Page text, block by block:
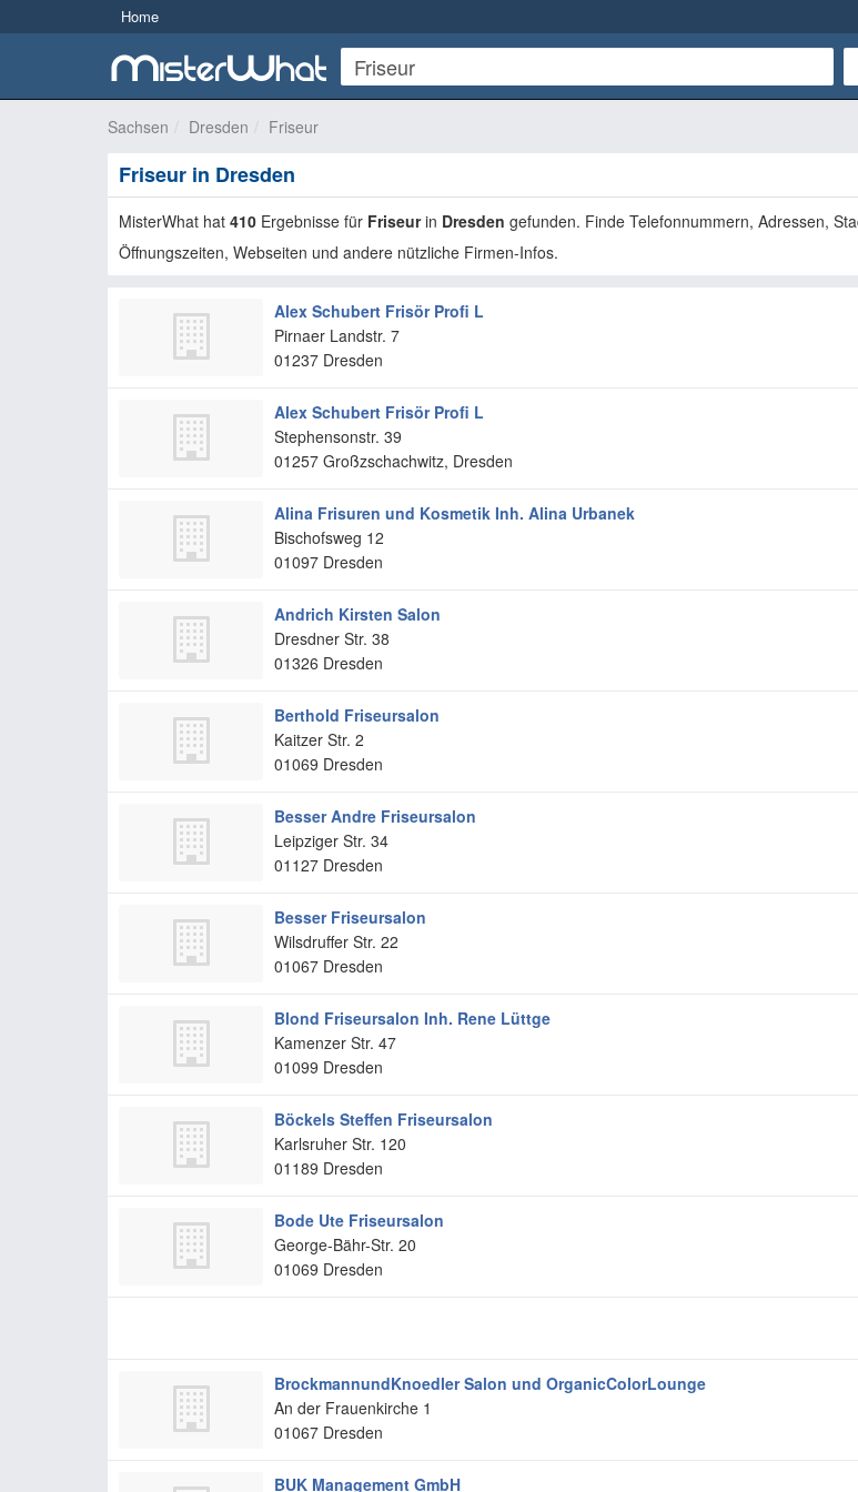
Home
Sachsen Dresden Friseur
Friseur in Dresden
MisterWhat hat 410 Ergebnisse für Friseurin Dresden gefunden. Finde Telefonnummern, Adressen,
Öffnungszeiten, Webseiten und andere nützliche Firmen-Infos.
Alex Schubert Frisör Profi L
Pirnaer Landstr. 7
01237 Dresden
Alex Schubert Frisör Profi L
Stephensonstr. 39
01257 Großzschachwitz, Dresden
Alina Frisuren und Kosmetik Inh. Alina Urbanek
Bischofsweg 12
01097 Dresden
Andrich Kirsten Salon
Dresdner Str. 38
01326 Dresden
Berthold Friseursalon
Kaitzer Str. 2
01069 Dresden
Besser Andre Friseursalon
Leipziger Str. 34
01127 Dresden
Besser Friseursalon
Wilsdruffer Str. 22
01067 Dresden
Blond Friseursalon Inh. Rene Lüttge
Kamenzer Str. 47
01099 Dresden
Böckels Steffen Friseursalon
Karlsruher Str. 120
01189 Dresden
Bode Ute Friseursalon
George-Bähr-Str. 20
01069 Dresden
BrockmannundKnoedler Salon und OrganicColorLounge
An der Frauenkirche 1
01067 Dresden
BUK Management GmbH